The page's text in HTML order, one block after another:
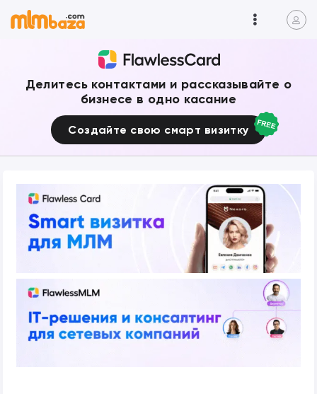
Делитесь контактами и рассказывайте о
бизнесе в одно касание
Создайте свою смарт визитку